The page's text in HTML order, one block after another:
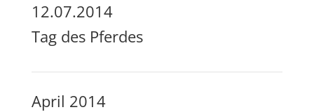
12.07.2014
Tag des Pferdes
April 2014